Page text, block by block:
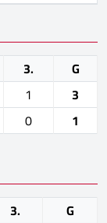
3.
G
1
3
0 1
3.
G